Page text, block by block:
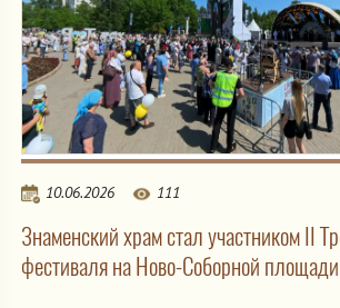
10.06.2026 111
Знаменский храм стал участником II
фестиваля на Ново-Соборной площади